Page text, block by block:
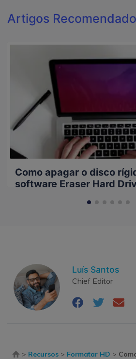
Artigos
Como apagar o disco
software Eraser Hard
Luís Santos
Chief Editor
> Recursos > Formatar HD >